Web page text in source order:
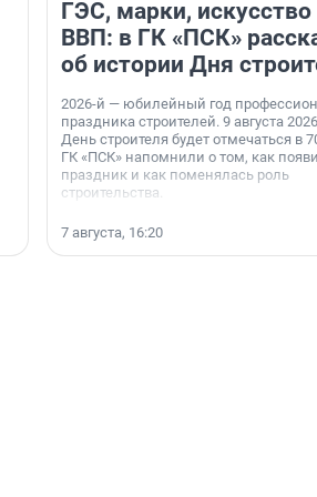
ГЭС, марки, искусство
ВВП: в ГК «ПСК»
об истории Дня
2026-й — юбилейный год
праздника строителей. 9 августа
День строителя будет отмечаться в
ГК «ПСК» напомнили о том, как
праздник и как поменялась роль
строительства.
7 августа, 16:20